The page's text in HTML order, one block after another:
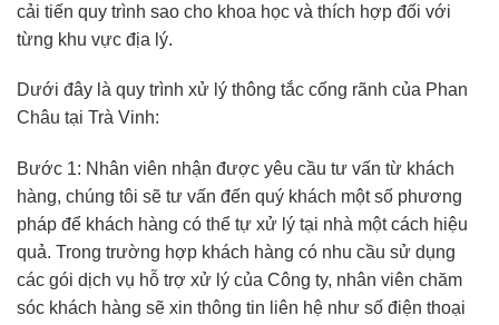
cải tiến quy trình sao cho khoa học và thích hợp đối với
từng khu vực địa lý.
Dưới đây là quy trình xử lý thông tắc cống rãnh của Phan
Châu tại Trà Vinh:
Bước 1: Nhân viên nhận được yêu cầu tư vấn từ khách
hàng, chúng tôi sẽ tư vấn đến quý khách một số phương
pháp để khách hàng có thể tự xử lý tại nhà một cách hiệu
quả. Trong trường hợp khách hàng có nhu cầu sử dụng
các gói dịch vụ hỗ trợ xử lý của Công ty, nhân viên chăm
sóc khách hàng sẽ xin thông tin liên hệ như số điện thoại